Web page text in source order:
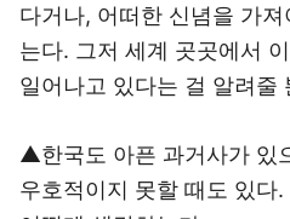
다거나, 어떠한 신념을 가
는다. 그저 세계 곳곳에서
일어나고 있다는 걸 알려줄
▲한국도 아픈 과거사가 있
우호적이지 못할 때도 있다